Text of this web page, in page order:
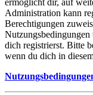
ermöglicht dir, auf
Administration kann
Berechtigungen
dich registrierst. Bitte
wenn du dich in